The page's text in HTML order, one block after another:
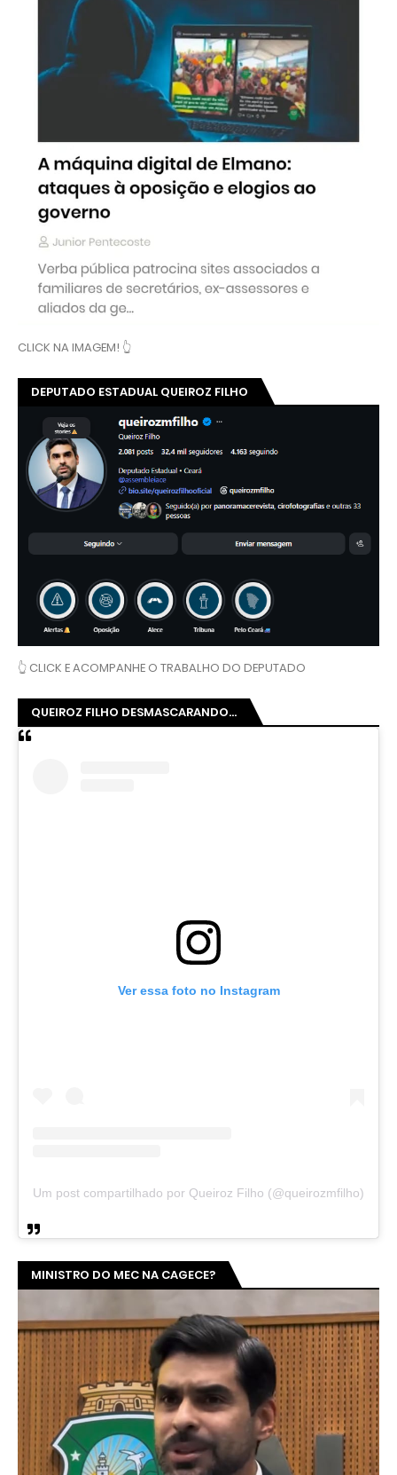
CLICK NA IMAGEM! 👆
DEPUTADO ESTADUAL QUEIROZ FILHO
👆 CLICK E ACOMPANHE O TRABALHO DO DEPUTADO
QUEIROZ FILHO DESMASCARANDO...
Ver essa foto no Instagram
Um post compartilhado por Queiroz Filho (@queirozmfilho)
MINISTRO DO MEC NA CAGECE?